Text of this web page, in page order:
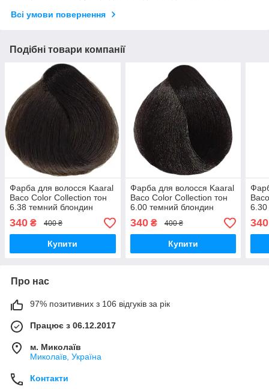
Всі умови повернення
Подібні товари компанії
Фарба для волосся Kaaral
Baco Color Collection тон
6.38 темний блондин
червонувато-
коричневий,100 мл
340 ₴ 400 ₴
Купити
Фарба для волосся Kaaral
Baco Color Collection тон
6.00 темний блондин
інтенсивний,100 мл
340₴ 400 ₴
Купити
6.30
340
Про нас
97% позитивних з 106 відгуків за рік
Працює з 06.12.2017
м. Миколаїв
Миколаїв, Україна
Контакти